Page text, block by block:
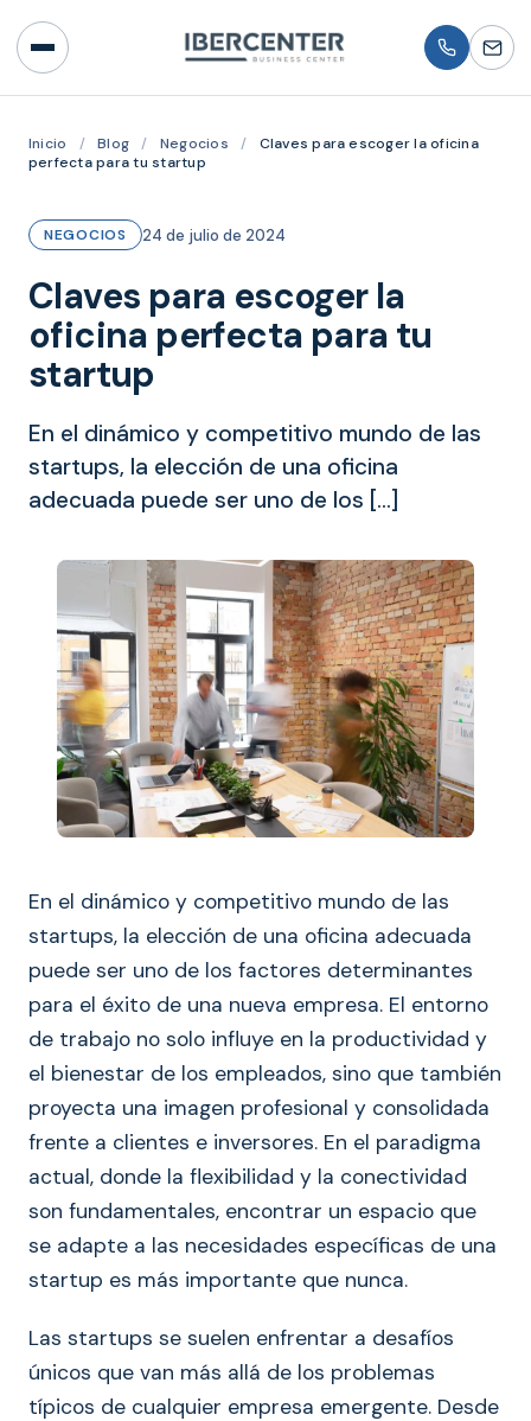
Inicio / Blog / Negocios /
Claves para escoger la oficina
perfecta para tu startup
NEGOCIOS 24 de julio de 2024
Claves para escoger la
oficina perfecta para tu
startup
En el dinámico y competitivo mundo de las
startups, la elección de una oficina
adecuada puede ser uno de los […]
En el dinámico y competitivo mundo de las
startups, la elección de una oficina adecuada
puede ser uno de los factores determinantes
para el éxito de una nueva empresa. El entorno
de trabajo no solo influye en la productividad y
el bienestar de los empleados, sino que también
proyecta una imagen profesional y consolidada
frente a clientes e inversores. En el paradigma
actual, donde la flexibilidad y la conectividad
son fundamentales, encontrar un espacio que
se adapte a las necesidades específicas de una
startup es más importante que nunca.
Las startups se suelen enfrentar a desafíos
únicos que van más allá de los problemas
típicos de cualquier empresa emergente. Desde